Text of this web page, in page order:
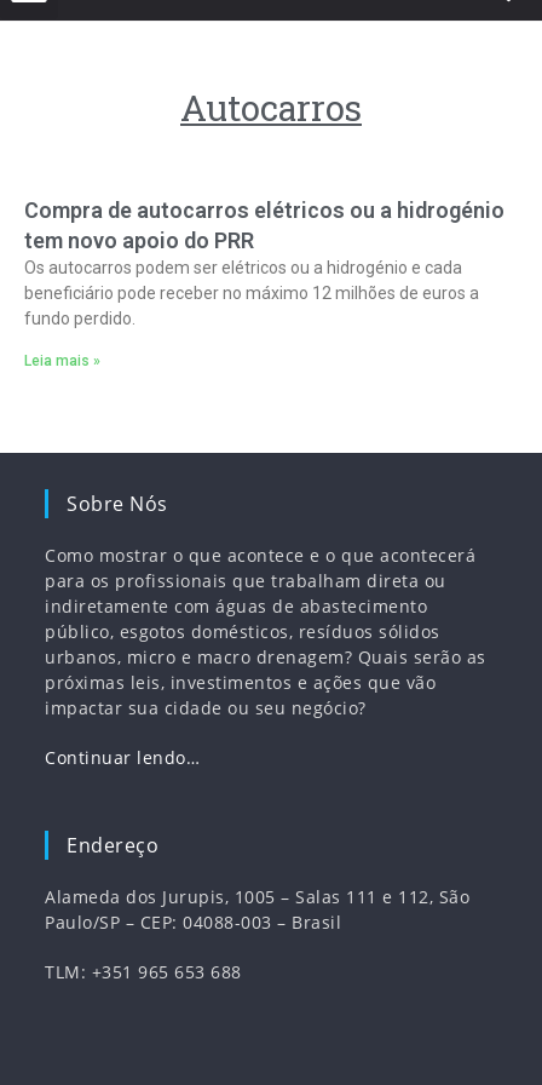
Autocarros
Compra de autocarros elétricos ou a hidrogénio
tem novo apoio do PRR
Os autocarros podem ser elétricos ou a hidrogénio e cada
beneficiário pode receber no máximo 12 milhões de euros a
fundo perdido.
Leia mais »
Sobre Nós
Como mostrar o que acontece e o que acontecerá
para os profissionais que trabalham direta ou
indiretamente com águas de abastecimento
público, esgotos domésticos, resíduos sólidos
urbanos, micro e macro drenagem? Quais serão as
próximas leis, investimentos e ações que vão
impactar sua cidade ou seu negócio?
Continuar lendo…
Endereço
Alameda dos Jurupis, 1005 – Salas 111 e 112, São
Paulo/SP – CEP: 04088-003 – Brasil
TLM: +351 965 653 688